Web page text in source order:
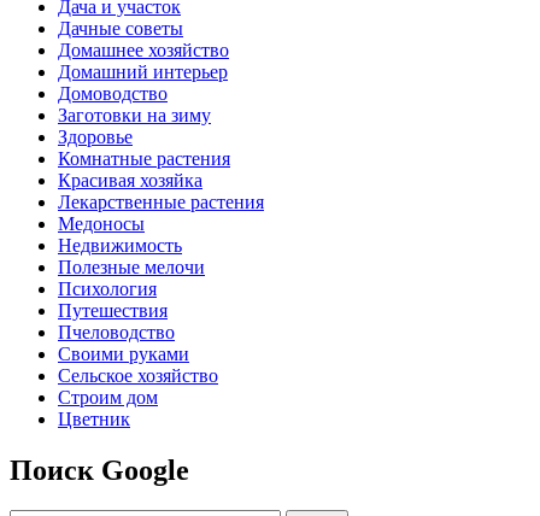
Дача и участок
Дачные советы
Домашнее хозяйство
Домашний интерьер
Домоводство
Заготовки на зиму
Здоровье
Комнатные растения
Красивая хозяйка
Лекарственные растения
Медоносы
Недвижимость
Полезные мелочи
Психология
Путешествия
Пчеловодство
Своими руками
Сельское хозяйство
Строим дом
Цветник
Поиск Google